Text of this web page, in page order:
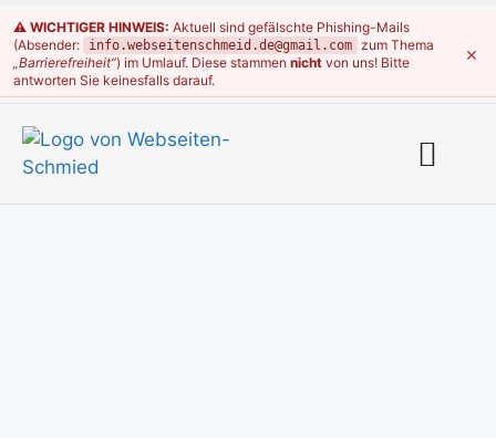
⚠️ WICHTIGER HINWEIS: Aktuell sind gefälschte Phishing-Mails
(Absender:
info.webseitenschmeid.de@gmail.com zum Thema
„Barrierefreiheit“) im Umlauf. Diese stammen nicht von uns! Bitte
antworten Sie keinesfalls darauf.
×